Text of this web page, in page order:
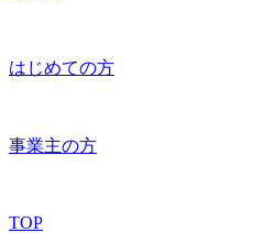
はじめての方
事業主の方
TOP